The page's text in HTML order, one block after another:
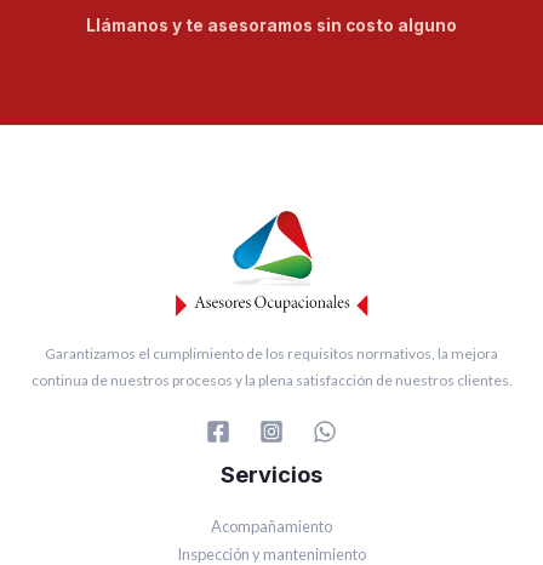
Llámanos y te asesoramos sin costo alguno
Garantizamos el cumplimiento de los requisitos normativos, la mejora
continua de nuestros procesos y la plena satisfacción de nuestros clientes.
Servicios
Acompañamiento
Inspección y mantenimiento